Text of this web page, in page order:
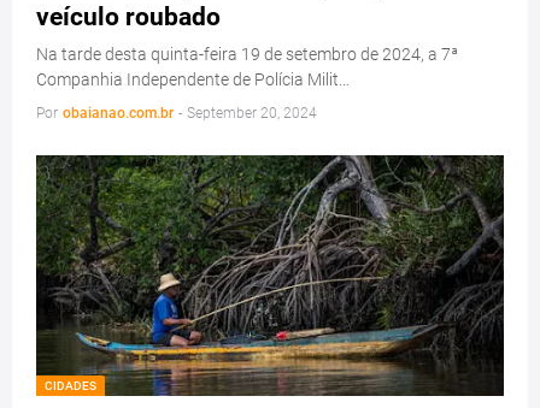
veículo roubado
Na tarde desta quinta-feira 19 de setembro de 2024, a 7ª
Companhia Independente de Polícia Milit…
Por obaianao.com.br - September 20, 2024
CIDADES